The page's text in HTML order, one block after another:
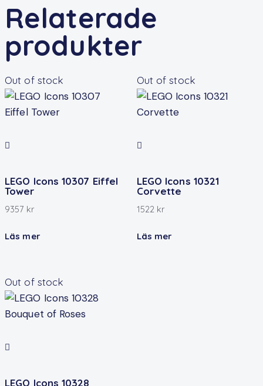
Relaterade
produkter
Out of stock
LEGO Icons 10307 Eiffel
Tower
9357 kr
Läs mer
Out of stock
LEGO Icons 10321
Corvette
1522 kr
Läs mer
Out of stock
LEGO Icons 10328